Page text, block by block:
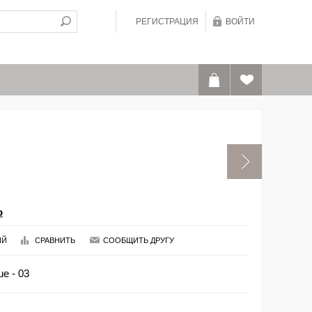
РЕГИСТРАЦИЯ ВОЙТИ
СРАВНИТЬ СООБЩИТЬ ДРУГУ
- 03